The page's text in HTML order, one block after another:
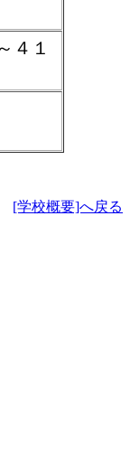
４１
[学校概要]へ戻る